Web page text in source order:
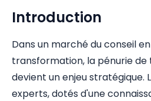
Introduction
Dans un marché du conseil
transformation, la pénurie
devient un enjeu stratégique.
experts, dotés d'une